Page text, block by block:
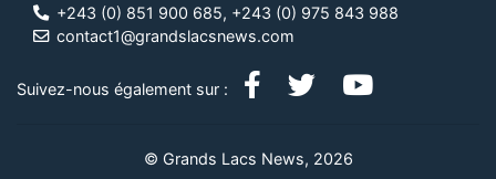
+243 (0) 851 900 685, +243 (0) 975 843 988
contact1@grandslacsnews.com
Suivez-nous également sur :
© Grands Lacs News, 2026